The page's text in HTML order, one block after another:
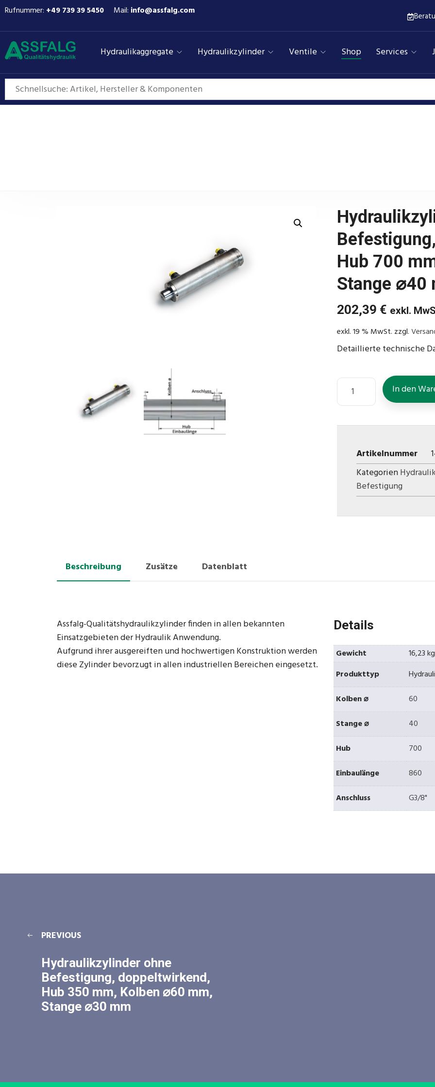
Rufnummer: +49 739 39 5450 Mail: info@assfalg.com
Hydraulikaggregate Hydraulikzylinder Ventile Shop Services
Hub 700
Stange ⌀40
202,39 € exkl.
exkl. 19 % MwSt. zzgl.
Detaillierte technische
In den
Artikelnummer
Kategorien
Befestigung
Beschreibung Zusätze Datenblatt
Assfalg-Qualitätshydraulikzylinder finden in allen bekannten
Einsatzgebieten der Hydraulik Anwendung.
Aufgrund ihrer ausgereiften und hochwertigen Konstruktion werden
diese Zylinder bevorzugt in allen industriellen Bereichen eingesetzt.
Details
Gewicht
16,23 kg
Produkttyp
Kolben ⌀
60
Stange ⌀
40
Hub
700
Einbaulänge
860
Anschluss
G3/8"
PREVIOUS
Hydraulikzylinder ohne
Befestigung, doppeltwirkend,
Hub 350 mm, Kolben ⌀60 mm,
Stange ⌀30 mm